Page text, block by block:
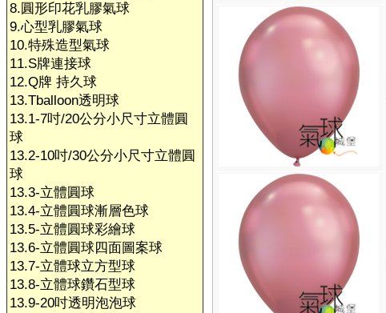
8.圓形印花乳膠氣球
9.心型乳膠氣球
10.特殊造型氣球
11.S牌連接球
12.Q牌 持久球
13.Tballoon透明球
13.1-7吋/20公分小尺寸立體圓
球
13.2-10吋/30公分小尺寸立體圓
球
13.3-立體圓球
13.4-立體圓球漸層色球
13.5-立體圓球彩繪球
13.6-立體圓球四面圖案球
13.7-立體球立方型球
13.8-立體球鑽石型球
13.9-20吋透明泡泡球